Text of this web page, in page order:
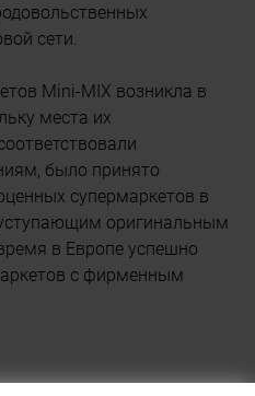
сети.
Mini-MIX возникла в
места их
было принято
супермаркетов в
оригинальным
в Европе успешно
с фирменным